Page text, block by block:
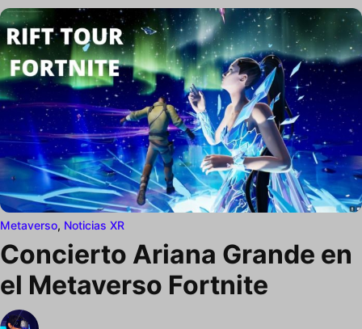
Metaverso, Noticias XR
Concierto Ariana Grande en
el Metaverso Fortnite